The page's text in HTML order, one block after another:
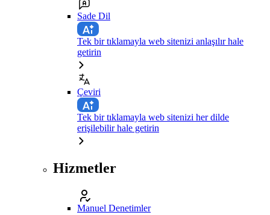
Sade Dil
Tek bir tıklamayla web sitenizi anlaşılır hale
getirin
Çeviri
Tek bir tıklamayla web sitenizi her dilde
erişilebilir hale getirin
Hizmetler
Manuel Denetimler